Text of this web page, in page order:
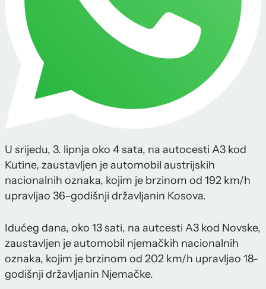
U srijedu, 3. lipnja oko 4 sata, na autocesti A3 kod
Kutine, zaustavljen je automobil austrijskih
nacionalnih oznaka, kojim je brzinom od 192 km/h
upravljao 36-godišnji državljanin Kosova.
Idućeg dana, oko 13 sati, na autcesti A3 kod Novske,
zaustavljen je automobil njemačkih nacionalnih
oznaka, kojim je brzinom od 202 km/h upravljao 18-
godišnji državljanin Njemačke.